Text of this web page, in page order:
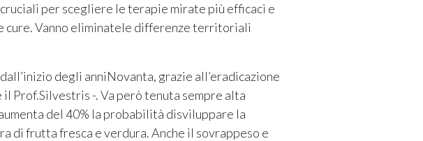
per scegliere le terapie mirate più efficaci e
cure. Vanno eliminatele differenze territoriali
degli anniNovanta, grazie all’eradicazione
Prof.Silvestris -. Va però tenuta sempre alta
del 40% la probabilità disviluppare la
di frutta fresca e verdura. Anche il sovrappeso e